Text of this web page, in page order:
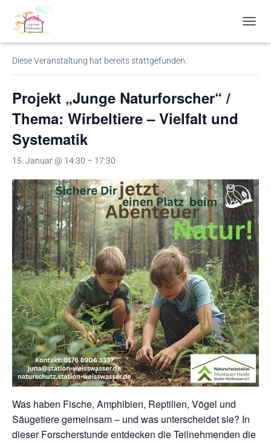
A
G
C
H
A
L
T
E
N
« Alle Veranstaltungen
Diese Veranstaltung hat bereits stattgefunden.
Projekt „Junge Naturforscher“ /
Thema: Wirbeltiere – Vielfalt und
Systematik
15. Januar @ 14:30 – 17:30
Was haben Fische, Amphibien, Reptilien, Vögel und
Säugetiere gemeinsam – und was unterscheidet sie? In
dieser Forscherstunde entdecken die Teilnehmenden die